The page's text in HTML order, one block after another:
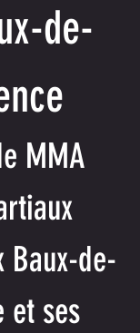
de-
MMA
Baux-de-
et ses